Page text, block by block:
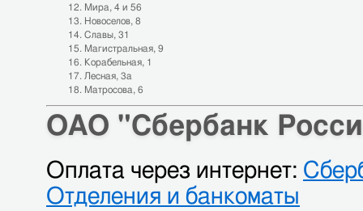
Мира, 4 и 56
Новоселов, 8
Славы, 31
Магистральная, 9
Корабельная, 1
Лесная, 3а
Матросова, 6
ОАО "Сбербанк
Оплата через интернет:
Отделения и банкоматы